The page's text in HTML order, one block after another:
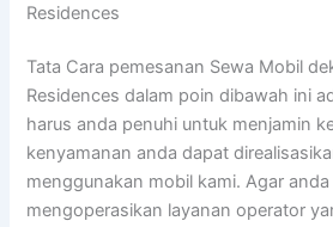
Residences
Tata Cara pemesanan Sewa Mobil
Residences dalam poin dibawah ini
harus anda penuhi untuk menjamin
kenyamanan anda dapat
menggunakan mobil kami. Agar
mengoperasikan layanan operator